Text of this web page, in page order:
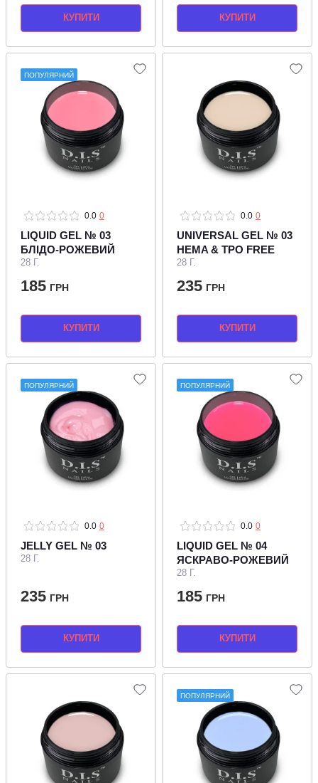
КУПИТИ КУПИТИ
ПОПУЛЯРНИЙ
0.0 0
LIQUID GEL № 03
БЛІДО-РОЖЕВИЙ
28 Г.
185 ГРН
КУПИТИ
0.0 0
UNIVERSAL GEL № 03
HEMA & TPO FREE
28 Г.
235 ГРН
КУПИТИ
ПОПУЛЯРНИЙ
0.0 0
JELLY GEL № 03
28 Г.
235 ГРН
КУПИТИ
ПОПУЛЯРНИЙ
0.0 0
LIQUID GEL № 04
ЯСКРАВО-РОЖЕВИЙ
28 Г.
185 ГРН
КУПИТИ
ПОПУЛЯРНИЙ